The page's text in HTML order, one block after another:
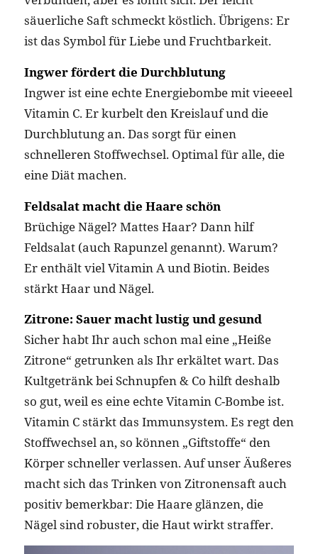
säuerliche Saft schmeckt köstlich. Übrigens: Er
ist das Symbol für Liebe und Fruchtbarkeit.
Ingwer fördert die Durchblutung
Ingwer ist eine echte Energiebombe mit vieeeel
Vitamin C. Er kurbelt den Kreislauf und die
Durchblutung an. Das sorgt für einen
schnelleren Stoffwechsel. Optimal für alle, die
eine Diät machen.
Feldsalat macht die Haare schön
Brüchige Nägel? Mattes Haar? Dann hilf
Feldsalat (auch Rapunzel genannt). Warum?
Er enthält viel Vitamin A und Biotin. Beides
stärkt Haar und Nägel.
Zitrone: Sauer macht lustig und gesund
Sicher habt Ihr auch schon mal eine „Heiße
Zitrone“ getrunken als Ihr erkältet wart. Das
Kultgetränk bei Schnupfen & Co hilft deshalb
so gut, weil es eine echte Vitamin C-Bombe ist.
Vitamin C stärkt das Immunsystem. Es regt den
Stoffwechsel an, so können „Giftstoffe“ den
Körper schneller verlassen. Auf unser Äußeres
macht sich das Trinken von Zitronensaft auch
positiv bemerkbar: Die Haare glänzen, die
Nägel sind robuster, die Haut wirkt straffer.